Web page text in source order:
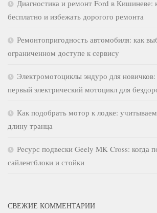
Диагностика и ремонт Ford в Кишиневе:
бесплатно и избежать дорогого ремонта
Ремонтопригодность автомобиля: как
ограниченном доступе к сервису
Электромотоциклы эндуро для
первый электрический мотоцикл для
Как подобрать мотор к лодке:
длину транца
Ресурс подвески Geely MK Cross: когда
сайлентблоки и стойки
СВЕЖИЕ КОММЕНТАРИИ